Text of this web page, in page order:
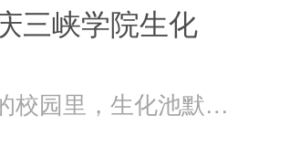
三峡学院生化
在重庆三峡学院书香氤氲的校园里，生化池默默承载着污水